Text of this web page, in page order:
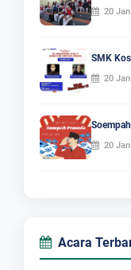
20
SMK
20
20
Acara